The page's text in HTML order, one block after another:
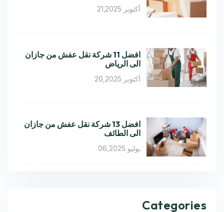
أكتوبر 21,2025
افضل 11 شركة نقل عفش من جازان
الى الرياض
أكتوبر 20,2025
افضل 13 شركة نقل عفش من جازان
الى الطائف
يوليو 06,2025
Categories